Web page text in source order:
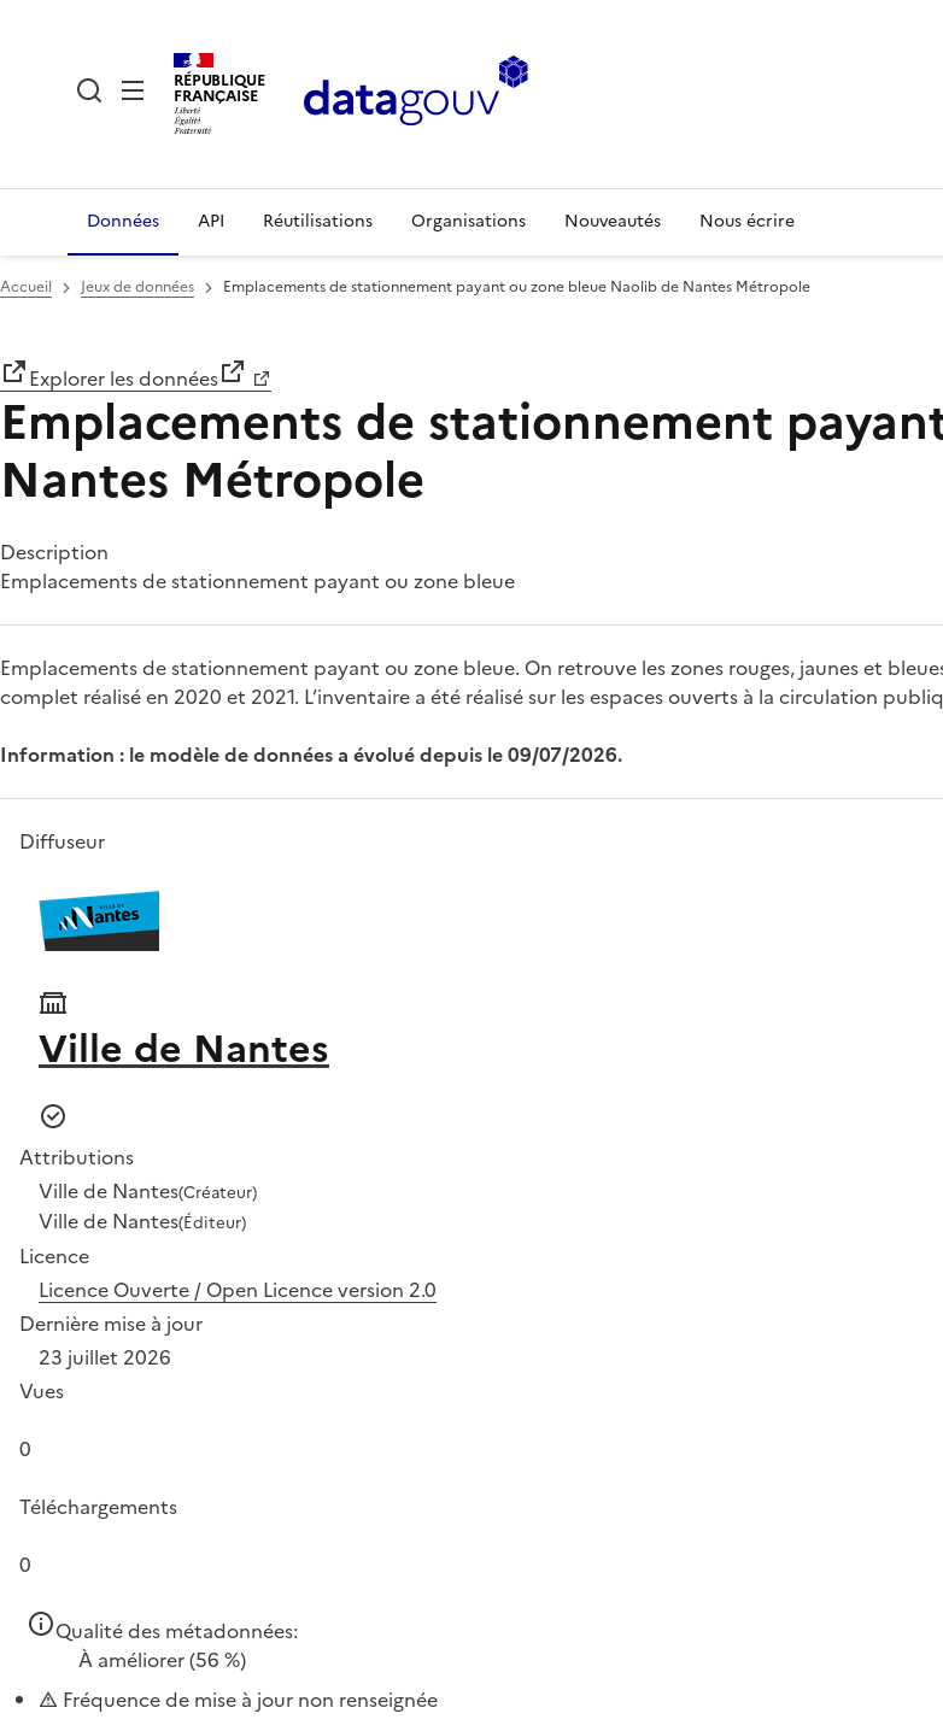
RÉPUBLIQUE
FRANÇAISE
Données API Réutilisations Organisations Nouveautés Nous écrire
Accueil Jeux de données Emplacements de stationnement payant ou zone bleue Naolib de Nantes Métropole
Explorer les données
Emplacements de stationnement
Nantes Métropole
Description
Emplacements de stationnement payant ou zone bleue
Emplacements de stationnement payant ou zone bleue. On retrouve les zones rouges, jaunes et
complet réalisé en 2020 et 2021. L’inventaire a été réalisé sur les espaces ouverts à la circulation
Information : le modèle de données a évolué depuis le 09/07/2026.
Diffuseur
Ville de Nantes
Attributions
Ville de Nantes(Créateur)
Ville de Nantes(Éditeur)
Licence
Licence Ouverte / Open Licence version 2.0
Dernière mise à jour
23 juillet 2026
Vues
0
Téléchargements
0
Qualité des métadonnées:
À améliorer(56 %)
Fréquence de mise à jour non renseignée